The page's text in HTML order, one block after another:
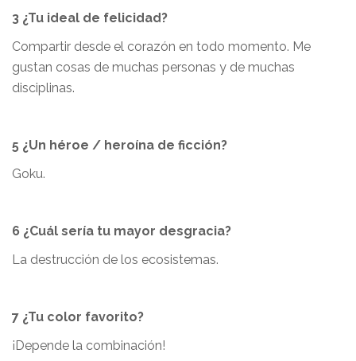
3 ¿Tu ideal de felicidad?
Compartir desde el corazón en todo momento. Me
gustan cosas de muchas personas y de muchas
disciplinas.
5 ¿Un héroe / heroína de ficción?
Goku.
6 ¿Cuál sería tu mayor desgracia?
La destrucción de los ecosistemas.
7 ¿Tu color favorito?
¡Depende la combinación!